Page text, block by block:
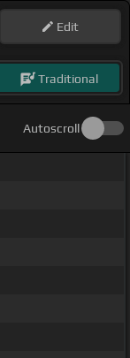
Edit
Traditional
Autoscroll